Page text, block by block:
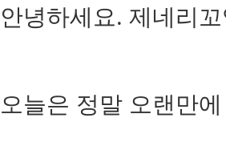
안녕하세요. 제네리
오늘은 정말 오랜만